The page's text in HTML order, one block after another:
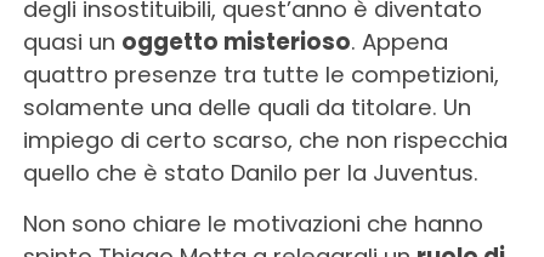
degli insostituibili, quest’anno è diventato
quasi un oggetto misterioso. Appena
quattro presenze tra tutte le competizioni,
solamente una delle quali da titolare. Un
impiego di certo scarso, che non rispecchia
quello che è stato Danilo per la Juventus.
Non sono chiare le motivazioni che hanno